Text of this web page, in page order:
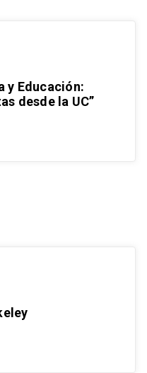
y Educación:
desde la UC”